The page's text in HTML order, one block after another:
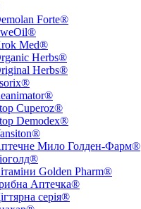
Forte®
Med®
Herbs®
Herbs®
Cuperoz®
Demodex®
Мило Голден-Фарм®
Golden Pharm®
Аптечка®
серія®